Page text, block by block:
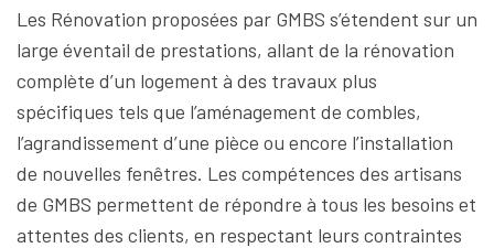
Les Rénovation proposées par GMBS s’étendent sur un
large éventail de prestations, allant de la rénovation
complète d’un logement à des travaux plus
spécifiques tels que l’aménagement de combles,
l’agrandissement d’une pièce ou encore l’installation
de nouvelles fenêtres. Les compétences des artisans
de GMBS permettent de répondre à tous les besoins et
attentes des clients, en respectant leurs contraintes